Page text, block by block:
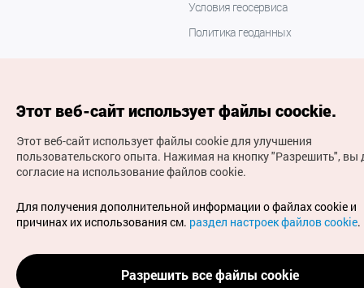
Условия геосервиса
Политика геоданных
(с) Национальная организация туризма Кореи Все
права защищены
Для извещения об ошибках и проблемах, связанных с
работой веб-сайта, направляйте ваши запросы на
официальный адрес электронной почты
russian@knto.or.kr
Этот веб-сайт использует файлы coockie.
Этот веб-сайт использует файлы cookie для улучшения
пользовательского опыта. Нажимая на кнопку "Разрешить", вы
согласие на использование файлов cookie.
Для получения дополнительной информации о файлах cookie и
причинах их использования см. раздел настроек файлов cookie.
Разрешить все файлы cookie